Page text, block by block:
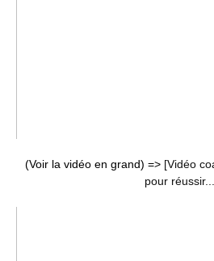
(Voir la vidéo en grand) => [Vidéo
pour réussir...